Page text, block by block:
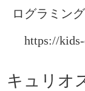
ログラミン
https://
キュリオ